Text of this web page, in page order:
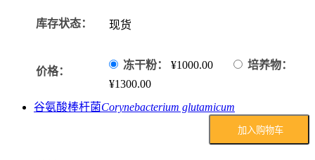
库存状态： 现货
价格：
冻干粉： ¥1000.00
培养物：
¥1300.00
谷氨酸棒杆菌Corynebacterium glutamicum
加入购物车